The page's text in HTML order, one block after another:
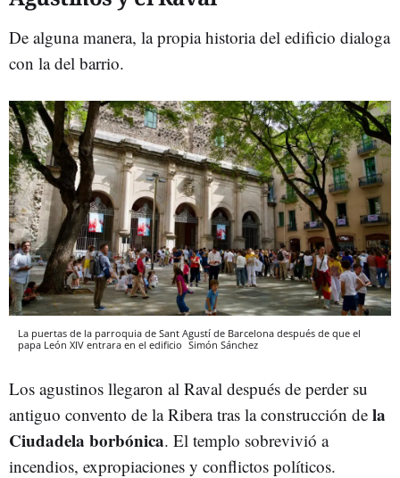
De alguna manera, la propia historia del edificio dialoga
con la del barrio.
La puertas de la parroquia de Sant Agustí de Barcelona después de que el
papa León XIV entrara en el edificio Simón Sánchez
Los agustinos llegaron al Raval después de perder su
antiguo convento de la Ribera tras la construcción de la
Ciudadela borbónica. El templo sobrevivió a
incendios, expropiaciones y conflictos políticos.